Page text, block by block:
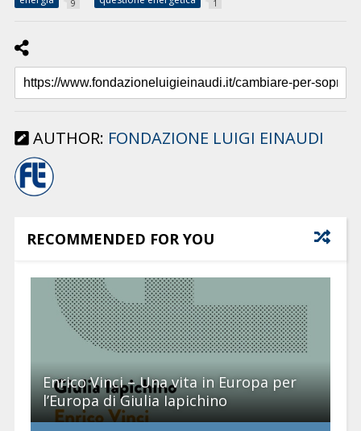
9 1
AUTHOR: FONDAZIONE LUIGI EINAUDI
RECOMMENDED FOR YOU
Enrico Vinci – Una vita in Europa per
l’Europa di Giulia Iapichino